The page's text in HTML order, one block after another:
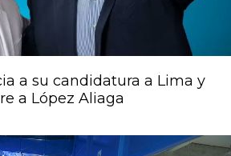
a su candidatura a Lima y
a López Aliaga